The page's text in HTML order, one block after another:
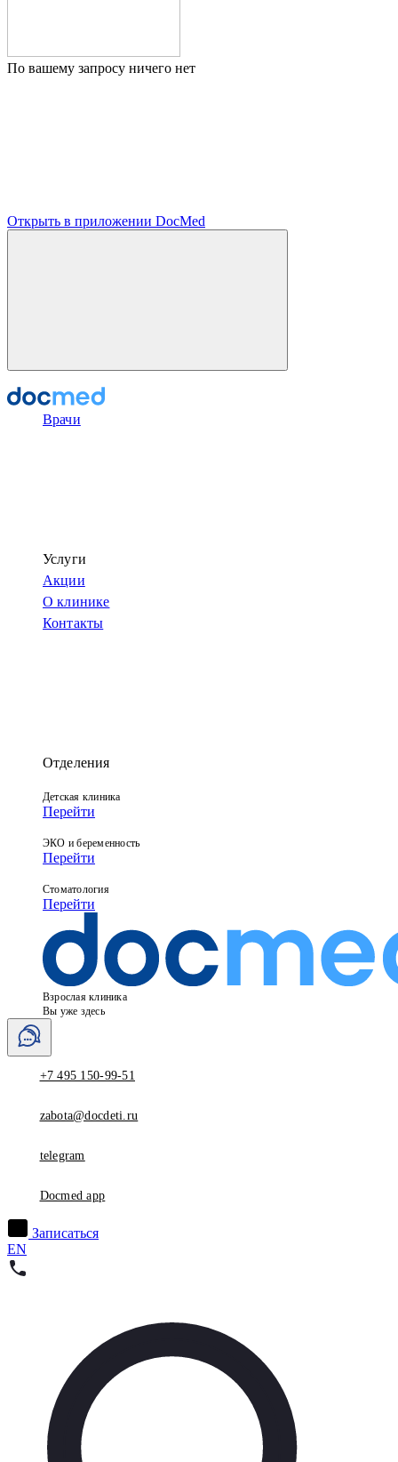
По вашему запросу ничего нет
Открыть в приложении DocMed
Врачи
Услуги
Акции
О клинике
Контакты
Отделения
Детская клиника
Перейти
ЭКО и беременность
Перейти
Стоматология
Перейти
Взрослая клиника
Вы уже здесь
+7 495 150-99-51
zabota@docdeti.ru
telegram
Docmed app
Записаться
EN